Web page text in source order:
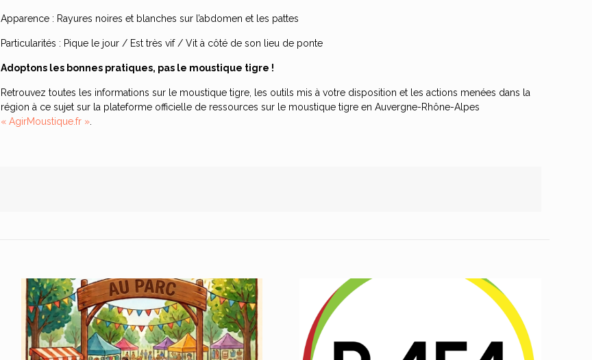
Apparence : Rayures noires et blanches sur l’abdomen et les pattes
Particularités : Pique le jour / Est très vif / Vit à côté de son lieu de ponte
Adoptons les bonnes pratiques, pas le moustique tigre !
Retrouvez toutes les informations sur le moustique tigre, les outils mis à votre disposition et les actions menées dans la
région à ce sujet sur la plateforme officielle de ressources sur le moustique tigre en Auvergne-Rhône-Alpes
« AgirMoustique.fr ».